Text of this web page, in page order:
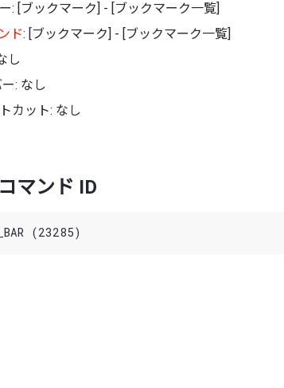
: [ブックマーク] - [ブックマーク一覧]
ド: [ブックマーク] - [ブックマーク一覧]
し
: なし
カット: なし
マンド ID